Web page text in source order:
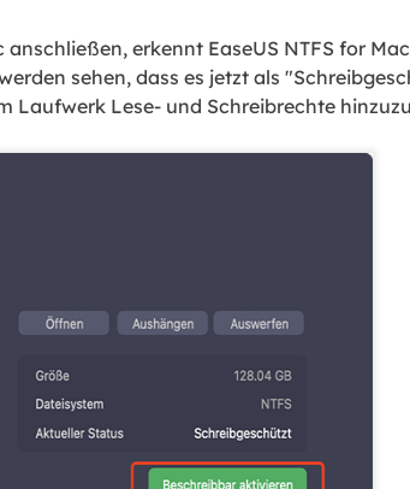
erkennt EaseUS NTFS for
sehen, dass es jetzt als
Laufwerk Lese- und Schreibrechte